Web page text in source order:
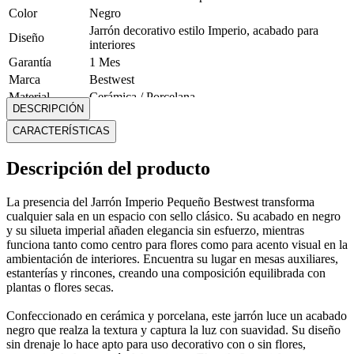
Color
Negro
Diseño
Jarrón decorativo estilo Imperio, acabado para
interiores
Garantía
1 Mes
Marca
Bestwest
Material
Cerámica / Porcelana
Medidas
Modelo
Imperio Pequeño
Unidades
1
DESCRIPCIÓN
CARACTERÍSTICAS
Descripción del producto
La presencia del Jarrón Imperio Pequeño Bestwest transforma
cualquier sala en un espacio con sello clásico. Su acabado en negro
y su silueta imperial añaden elegancia sin esfuerzo, mientras
funciona tanto como centro para flores como para acento visual en la
ambientación de interiores. Encuentra su lugar en mesas auxiliares,
estanterías y rincones, creando una composición equilibrada con
plantas o flores secas.
Confeccionado en cerámica y porcelana, este jarrón luce un acabado
negro que realza la textura y captura la luz con suavidad. Su diseño
sin drenaje lo hace apto para uso decorativo con o sin flores,